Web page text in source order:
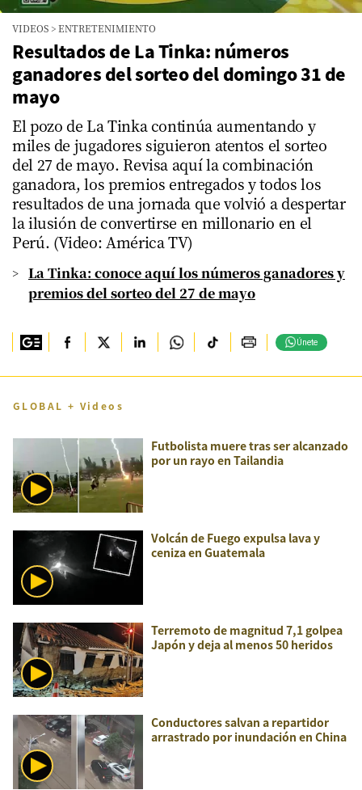
VIDEOS >ENTRETENIMIENTO
Resultados de La Tinka: números
ganadores del sorteo del domingo 31 de
mayo
El pozo de La Tinka continúa aumentando y
miles de jugadores siguieron atentos el sorteo
del 27 de mayo. Revisa aquí la combinación
ganadora, los premios entregados y todos los
resultados de una jornada que volvió a despertar
la ilusión de convertirse en millonario en el
Perú. (Video: América TV)
La Tinka: conoce aquí los números ganadores y
premios del sorteo del 27 de mayo
Únete
GLOBAL + Videos
Futbolista muere tras ser alcanzado
por un rayo en Tailandia
Volcán de Fuego expulsa lava y
ceniza en Guatemala
Terremoto de magnitud 7,1 golpea
Japón y deja al menos 50 heridos
Conductores salvan a repartidor
arrastrado por inundación en China